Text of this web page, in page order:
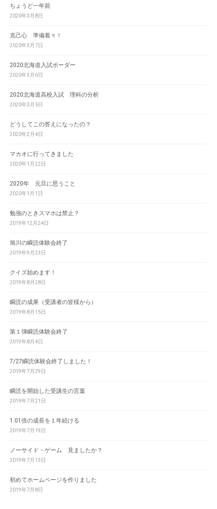
ちょうど一年前
2020年3月8日
克己心 準備着々！
2020年3月7日
2020北海道入試ボーダー
2020年3月6日
2020北海道高校入試 理科の分析
2020年3月5日
どうしてこの答えになったの？
2020年2月4日
マカオに行ってきました
2020年1月22日
2020年 元旦に思うこと
2020年1月1日
勉強のときスマホは禁止？
2019年12月24日
旭川の瞬読体験会終了
2019年9月23日
クイズ始めます！
2019年8月28日
瞬読の成果（受講者の皆様から）
2019年8月15日
第１弾瞬読体験会終了
2019年8月4日
7/27瞬読体験会終了しました！
2019年7月29日
瞬読を開始した受講生の言葉
2019年7月21日
1.01倍の成長を１年続ける
2019年7月19日
ノーサイド・ゲーム 見ましたか？
2019年7月13日
初めてホームページを作りました
2019年7月8日